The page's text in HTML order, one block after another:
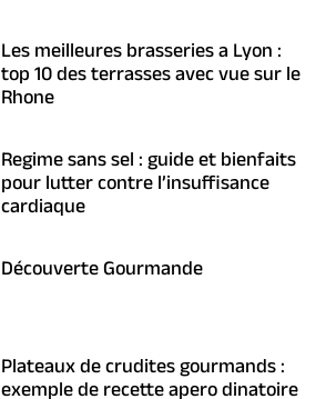
Les meilleures brasseries a Lyon :
top 10 des terrasses avec vue sur le
Rhone
Regime sans sel : guide et bienfaits
pour lutter contre l’insuffisance
cardiaque
Découverte Gourmande
Plateaux de crudites gourmands :